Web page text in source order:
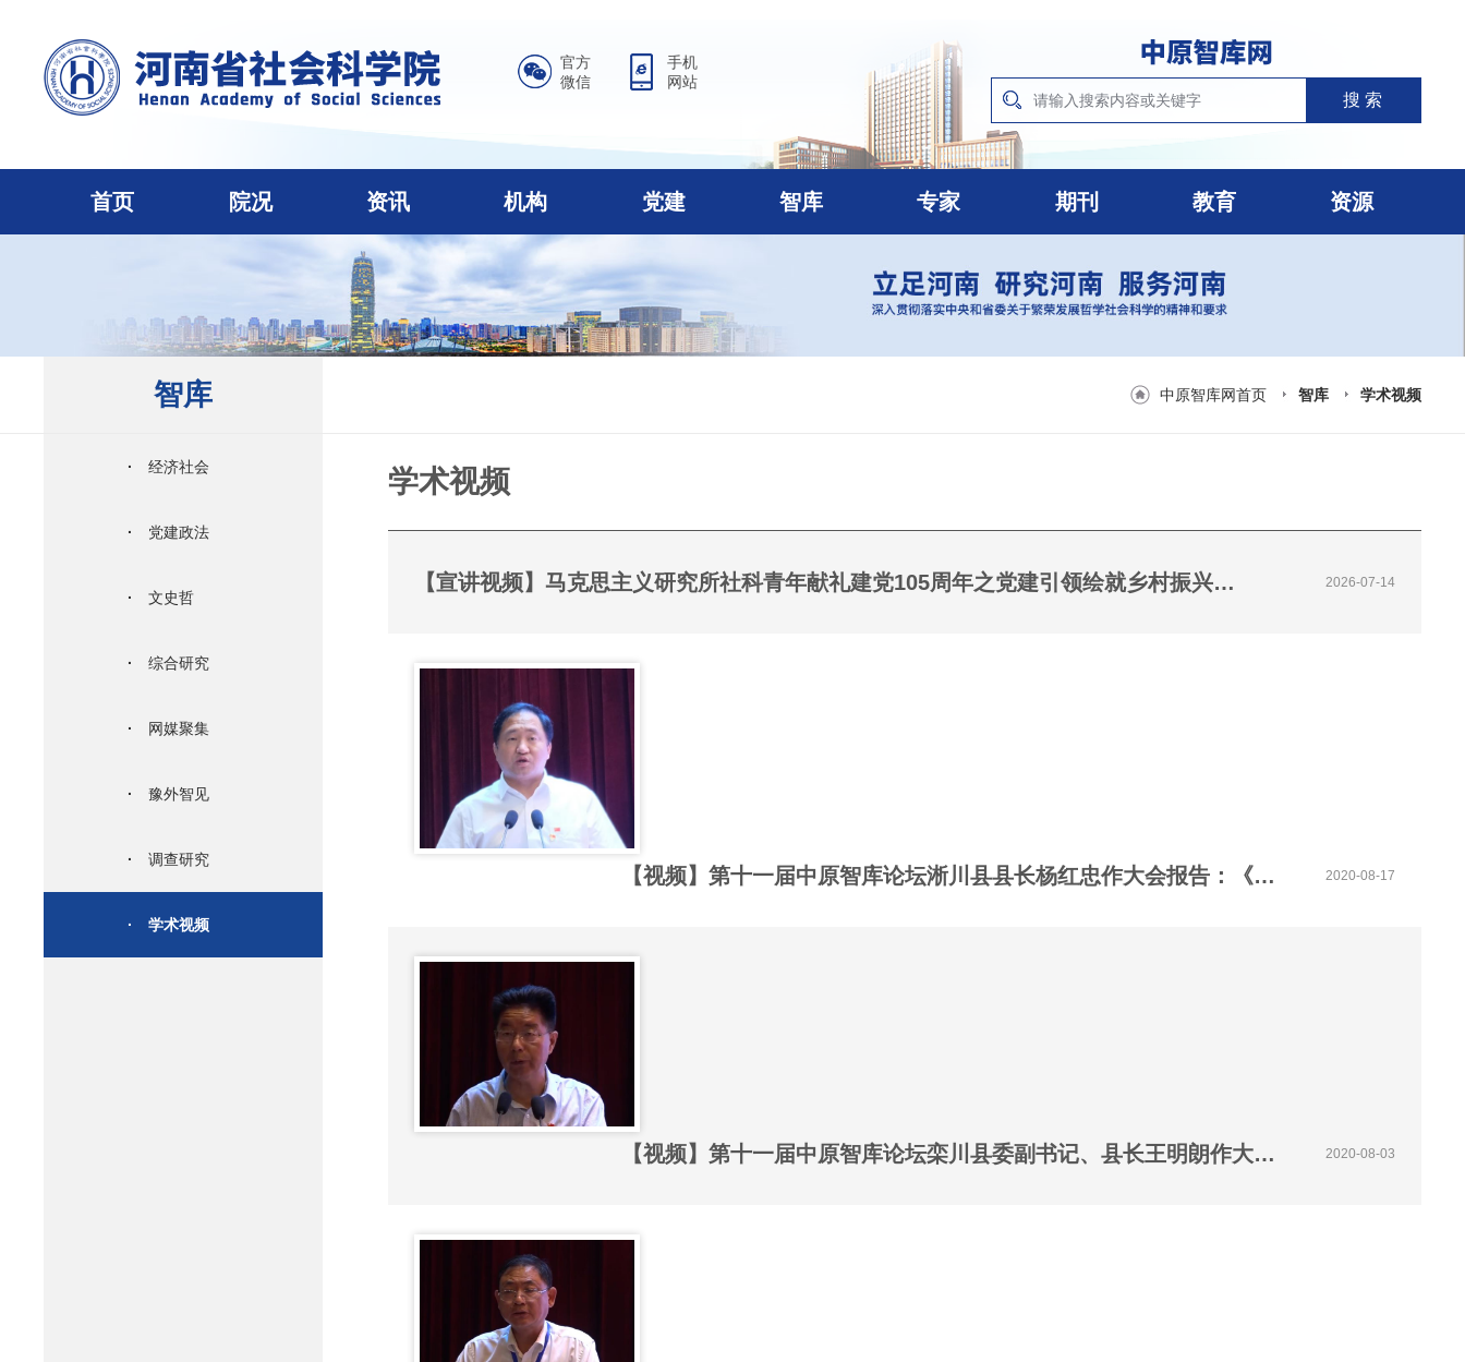
官方
微信
手机
网站
首页 院况 资讯 机构 党建 智库 专家 期刊 教育 资源
智库 中原智库网首页 智库 学术视频
· 经济社会
· 党建政法
· 文史哲
· 综合研究
· 网媒聚集
· 豫外智见
· 调查研究
· 学术视频
学术视频
【宣讲视频】马克思主义研究所社科青年献礼建党105周年之党建引领绘就乡村振兴新图景 2026-07-14
【视频】第十一届中原智库论坛淅川县县长杨红忠作大会报告：《牢记县域治理“三起来”嘱托，当好新时代绿色发展的“答卷人”》 2020-08-17
【视频】第十一届中原智库论坛栾川县委副书记、县长王明朗作大会报告：《践行“两山”理念、引领高质量发展》 2020-08-03